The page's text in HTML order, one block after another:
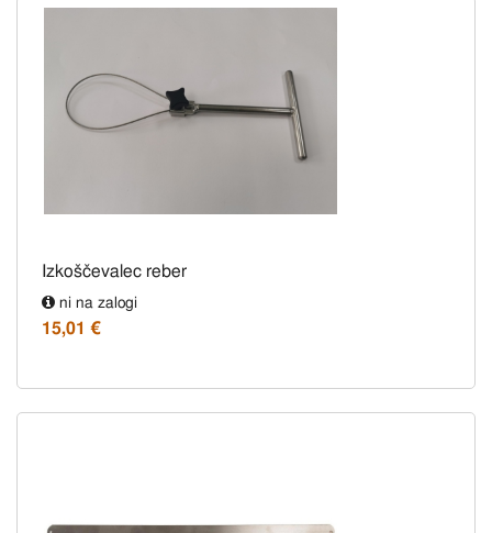
Izkoščevalec reber
ni na zalogi
15,01 €